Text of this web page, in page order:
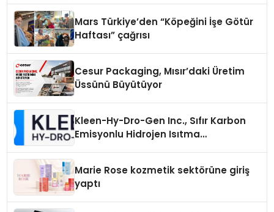
Mars Türkiye’den “Köpeğini İşe Götür
Haftası” çağrısı
Cesur Packaging, Mısır’daki Üretim
Üssünü Büyütüyor
Kleen-Hy-Dro-Gen Inc., Sıfır Karbon
Emisyonlu Hidrojen Isıtma
Marie Rose kozmetik sektörüne giriş
yaptı